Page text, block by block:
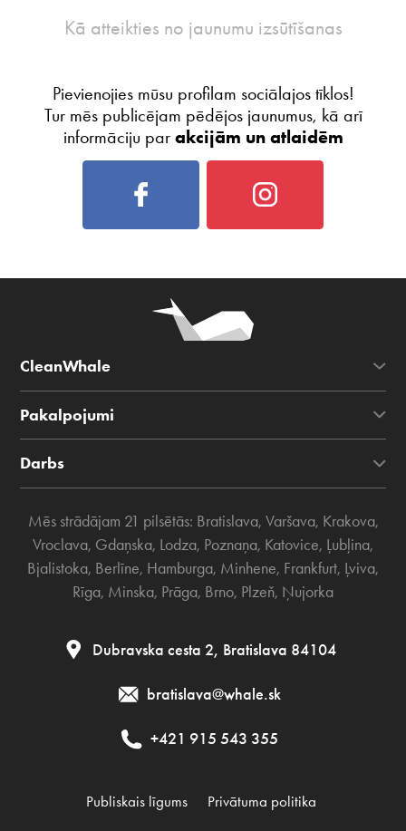
Kā atteikties no jaunumu izsūtīšanas
Pievienojies mūsu profilam sociālajos tīklos!
Tur mēs publicējam pēdējos jaunumus, kā arī
informāciju par akcijām un atlaidēm
CleanWhale
Pakalpojumi
Darbs
Mēs strādājam 21 pilsētās: Bratislava, Varšava, Krakova,
Vroclava, Gdaņska, Lodza, Poznaņa, Katovice, Ļubļina,
Bjalistoka, Berlīne, Hamburga, Minhene, Frankfurt, Ļviva,
Rīga, Minska, Prāga, Brno, Plzeň, Ņujorka
Dubravska cesta 2, Bratislava 84104
bratislava@whale.sk
+421 915 543 355
Publiskais līgums Privātuma politika